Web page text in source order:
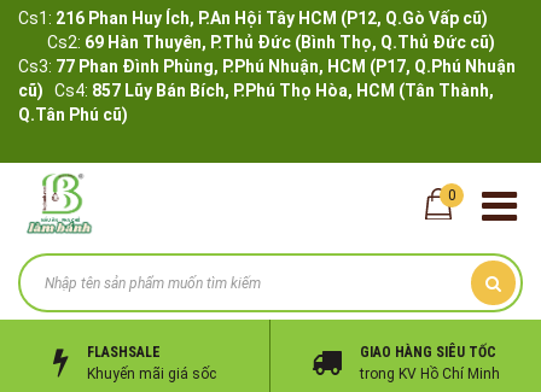
Cs1: 216 Phan Huy Ích, P.An Hội Tây HCM (P12, Q.Gò Vấp cũ)
Cs2: 69 Hàn Thuyên, P.Thủ Đức (Bình Thọ, Q.Thủ Đức cũ)
Cs3: 77 Phan Đình Phùng, P.Phú Nhuận, HCM (P17, Q.Phú Nhuận
cũ) Cs4: 857 Lũy Bán Bích, P.Phú Thọ Hòa, HCM (Tân Thành,
Q.Tân Phú cũ)
0
FLASHSALE
Khuyến mãi giá sốc
GIAO HÀNG SIÊU TỐC
trong KV Hồ Chí Minh